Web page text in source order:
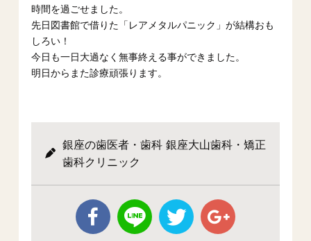
時間を過ごせました。
先日図書館で借りた「レアメタルパニック」が結構おも
しろい！
今日も一日大過なく無事終える事ができました。
明日からまた診療頑張ります。
銀座の歯医者・歯科 銀座大山歯科・矯正
歯科クリニック